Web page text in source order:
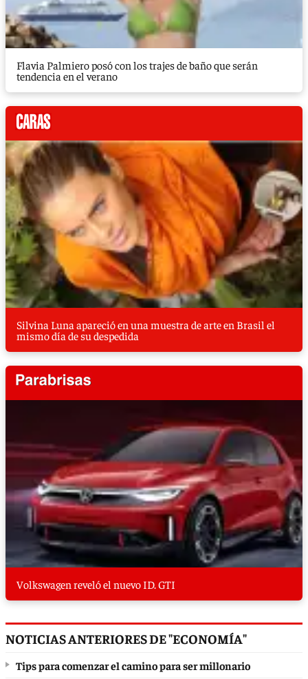
Flavia Palmiero posó con los trajes de baño que serán
tendencia en el verano
Silvina Luna apareció en una muestra de arte en Brasil el
mismo día de su despedida
Volkswagen reveló el nuevo ID. GTI
NOTICIAS ANTERIORES DE "ECONOMÍA"
Tips para comenzar el camino para ser millonario